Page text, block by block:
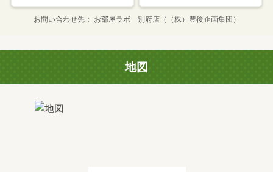
お問い合わせ先 お部屋ラボ 別府店（（株）豊後企画集団）
地図